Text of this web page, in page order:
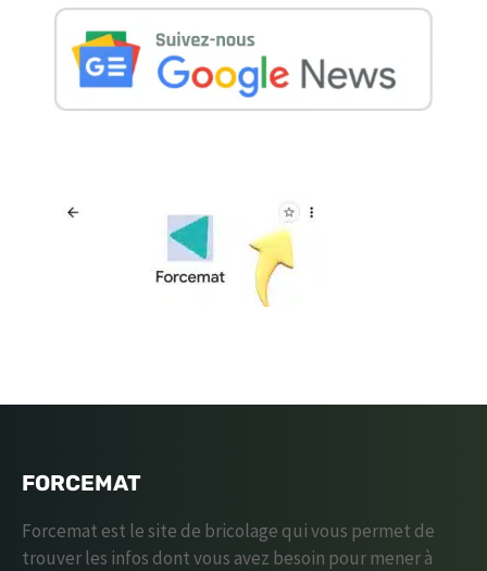
FORCEMAT
Forcemat est le site de bricolage qui vous permet de
trouver les infos dont vous avez besoin pour mener à